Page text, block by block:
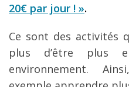
20€ par jour ! ».
Ce sont des activités
plus d’être plus
environnement.